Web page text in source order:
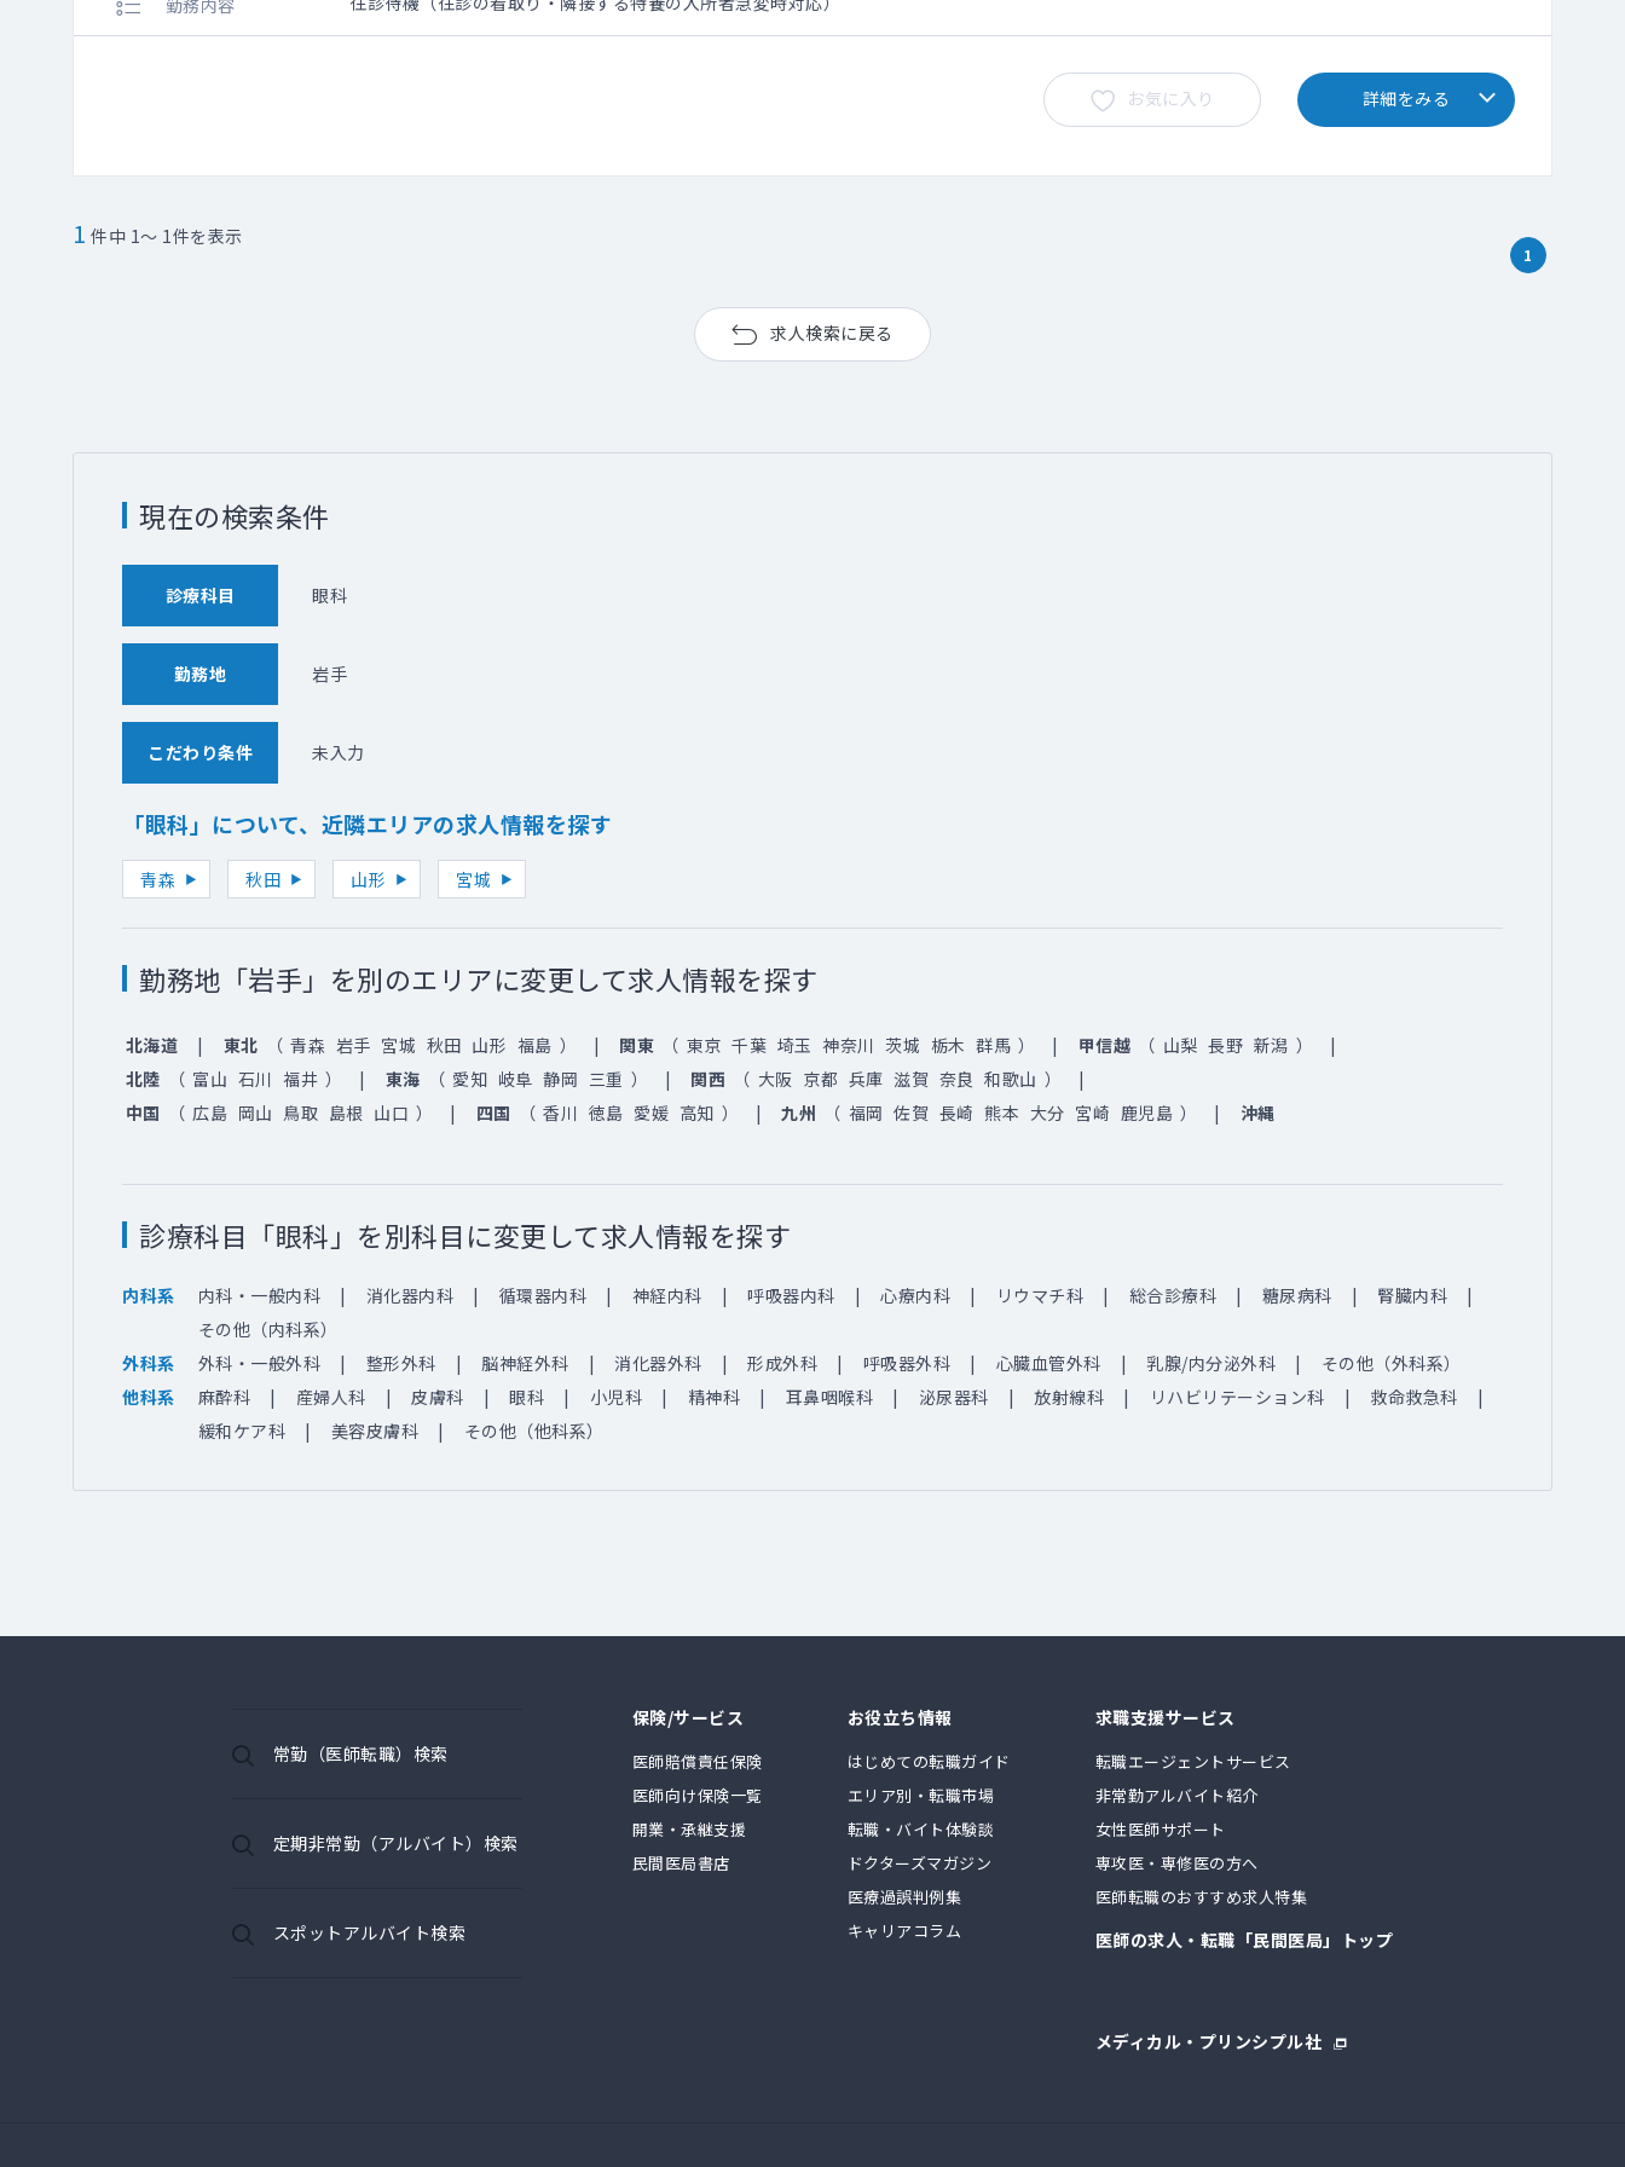
勤務内容
お気に入り 詳細をみる
1
1 件中 1～ 1件を表示
求人検索に戻る
現在の検索条件
診療科目 眼科
勤務地 岩手
こだわり条件 未入力
「眼科」について、近隣エリアの求人情報を探す
青森 秋田 山形 宮城
勤務地「岩手」を別のエリアに変更して求人情報を探す
北海道 東北 （ 青森 岩手 宮城 秋田 山形 福島 ） 関東 （ 東京 千葉 埼玉 神奈川 茨城 栃木 群馬 ） 甲信越 （ 山梨 長野 新潟 ）
北陸
（ 富山 石川 福井 ） 東海 （ 愛知 岐阜 静岡 三重 ） 関西 （ 大阪 京都 兵庫 滋賀 奈良 和歌山 ）
中国
（ 広島 岡山 鳥取 島根 山口 ） 四国 （ 香川 徳島 愛媛 高知 ） 九州 （ 福岡 佐賀 長崎 熊本 大分 宮崎 鹿児島 ） 沖縄
診療科目「眼科」を別科目に変更して求人情報を探す
内科系 内科・一般内科 消化器内科 循環器内科 神経内科 呼吸器内科 心療内科 リウマチ科 総合診療科 糖尿病科
腎臓内科
その他（内科系）
外科系
外科・一般外科 整形外科 脳神経外科 消化器外科 形成外科 呼吸器外科 心臓血管外科 乳腺/内分泌外科
その他（外科系）
他科系
麻酔科 産婦人科 皮膚科 眼科 小児科 精神科 耳鼻咽喉科 泌尿器科 放射線科 リハビリテーション科
救命救急科
緩和ケア科
美容皮膚科 その他（他科系）
常勤（医師転職）検索
定期非常勤（アルバイト）検索
スポットアルバイト検索
保険/サービス
医師賠償責任保険
医師向け保険一覧
開業・承継支援
民間医局書店
お役立ち情報
はじめての転職ガイド
エリア別・転職市場
転職・バイト体験談
ドクターズマガジン
医療過誤判例集
キャリアコラム
求職支援サービス
転職エージェントサービス
非常勤アルバイト紹介
女性医師サポート
専攻医・専修医の方へ
医師転職のおすすめ求人特集
医師の求人・転職「民間医局」トップ
メディカル・プリンシプル社